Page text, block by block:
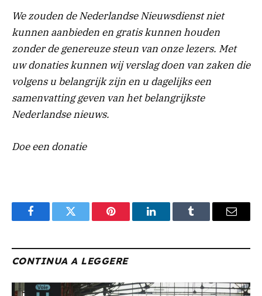
We zouden de Nederlandse Nieuwsdienst niet
kunnen aanbieden en gratis kunnen houden
zonder de genereuze steun van onze lezers. Met
uw donaties kunnen wij verslag doen van zaken die
volgens u belangrijk zijn en u dagelijks een
samenvatting geven van het belangrijkste
Nederlandse nieuws.
Doe een donatie
FacebookTwitter Pinterest LinkedInTumblr Email
CONTINUA A LEGGERE